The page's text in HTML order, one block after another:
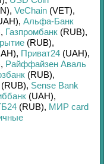
, VeChain (VET),
, Альфа-Банк
, Газпромбанк (RUB),
(RUB),
, Приват24 (UAH),
, Райффайзен Аваль
(RUB),
(RUB), Sense Bank
(UAH),
(RUB), МИР card